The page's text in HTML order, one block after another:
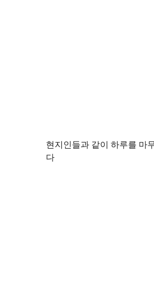
현지인들과 같이 하루를 마
다